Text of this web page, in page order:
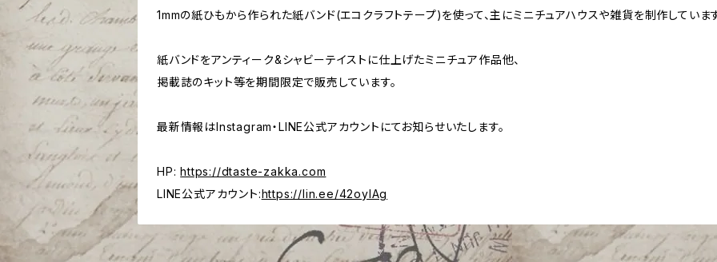
1mmの紙ひもから作られた紙バンド(エコクラフトテープ)を使って、主にミニチュアハウスや雑貨を制作していま
紙バンドをアンティーク&シャビーテイストに仕上げたミニチュア作品他、
掲載誌のキット等を期間限定で販売しています。
最新情報はInstagram・LINE公式アカウントにてお知らせいたします。
HP:https://dtaste-zakka.com
LINE公式アカウント:https://lin.ee/42oylAg